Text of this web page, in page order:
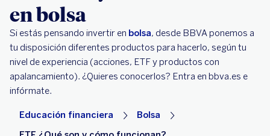
en bolsa
Si estás pensando invertir en bolsa, desde BBVA ponemos a
tu disposición diferentes productos para hacerlo, según tu
nivel de experiencia (acciones, ETF y productos con
apalancamiento). ¿Quieres conocerlos? Entra en bbva.es e
infórmate.
Educación financiera
Bolsa